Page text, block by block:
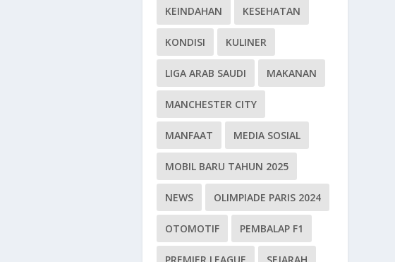
KEINDAHAN KESEHATAN
KONDISI KULINER
LIGA ARAB SAUDI MAKANAN
MANCHESTER CITY
MANFAAT MEDIA SOSIAL
MOBIL BARU TAHUN 2025
NEWS OLIMPIADE PARIS 2024
OTOMOTIF PEMBALAP F1